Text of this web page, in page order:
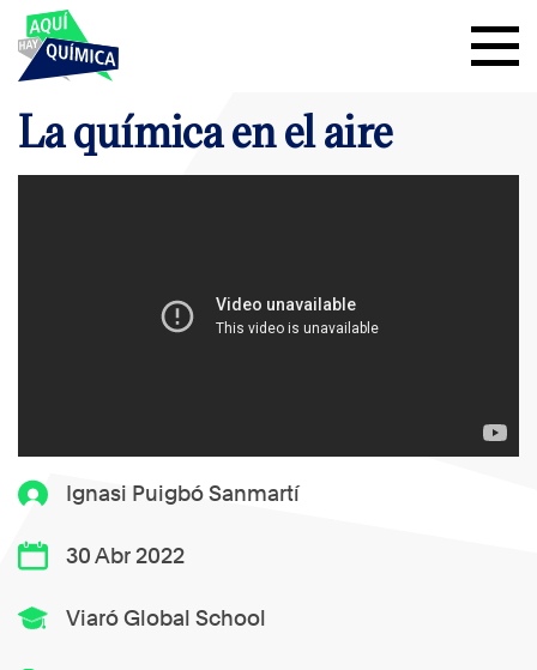
Ignasi Puigbó Sanmartí
30 Abr 2022
Viaró Global School
La química en el aire